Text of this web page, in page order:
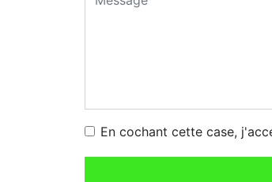
En cochant cette case,